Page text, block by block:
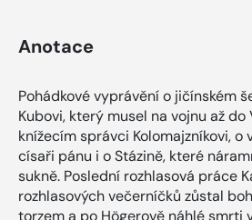
Anotace
Pohádkové vyprávění o jičínském
Kubovi, který musel na vojnu až
knížecím správci Kolomajzníkovi,
císaři pánu i o Stázině, které
sukně. Poslední rozhlasová práce
rozhlasových večerníčků zůstal
torzem a po Högerově náhlé smrti